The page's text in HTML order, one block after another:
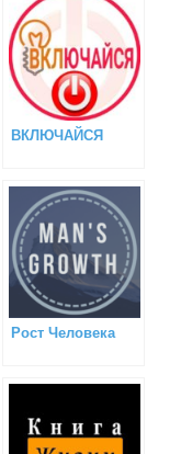
ВКЛЮЧАЙСЯ
Рост Человека